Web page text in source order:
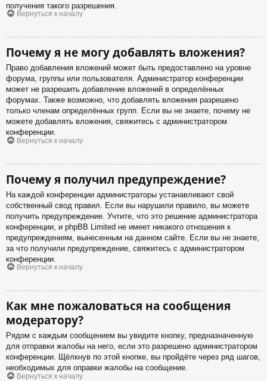
получения такого разрешения.
Вернуться к началу
Почему я не могу добавлять вложения?
Право добавления вложений может быть предоставлено на уровне
форума, группы или пользователя. Администратор конференции
может не разрешить добавление вложений в определённых
форумах. Также возможно, что добавлять вложения разрешено
только членам определённых групп. Если вы не знаете, почему не
можете добавлять вложения, свяжитесь с администратором
конференции.
Вернуться к началу
Почему я получил предупреждение?
На каждой конференции администраторы устанавливают свой
собственный свод правил. Если вы нарушили правило, вы можете
получить предупреждение. Учтите, что это решение администратора
конференции, и phpBB Limited не имеет никакого отношения к
предупреждениям, вынесенным на данном сайте. Если вы не знаете,
за что получили предупреждение, свяжитесь с администратором
конференции.
Вернуться к началу
Как мне пожаловаться на сообщения
модератору?
Рядом с каждым сообщением вы увидите кнопку, предназначенную
для отправки жалобы на него, если это разрешено администратором
конференции. Щёлкнув по этой кнопке, вы пройдёте через ряд шагов,
необходимых для оправки жалобы на сообщение.
Вернуться к началу